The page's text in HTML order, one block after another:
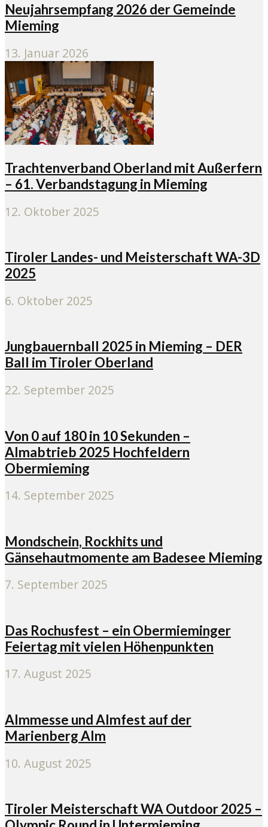
Neujahrsempfang 2026 der Gemeinde
Mieming
13. Januar 2026
Trachtenverband Oberland mit Außerfern
– 61. Verbandstagung in Mieming
12. Oktober 2025
Tiroler Landes- und Meisterschaft WA-3D
2025
6. Oktober 2025
Jungbauernball 2025 in Mieming – DER
Ball im Tiroler Oberland
22. September 2025
Von 0 auf 180 in 10 Sekunden –
Almabtrieb 2025 Hochfeldern
Obermieming
14. September 2025
Mondschein, Rockhits und
Gänsehautmomente am Badesee Mieming
7. September 2025
Das Rochusfest – ein Obermieminger
Feiertag mit vielen Höhenpunkten
17. August 2025
Almmesse und Almfest auf der
Marienberg Alm
10. August 2025
Tiroler Meisterschaft WA Outdoor 2025 –